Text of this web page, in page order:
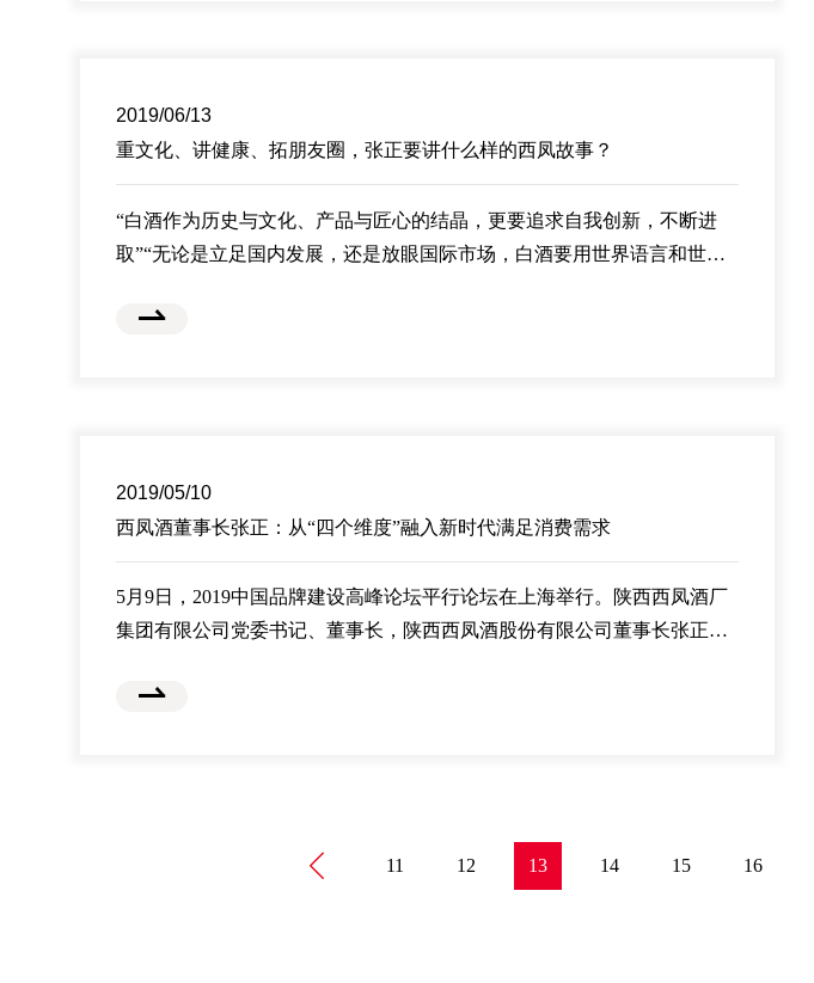
2019/06/13
重文化、讲健康、拓朋友圈，张正要讲什么样的西凤故事？
“白酒作为历史与文化、产品与匠心的结晶，更要追求自我创新，不断进
取”“无论是立足国内发展，还是放眼国际市场，白酒要用世界语言和世界
酒人的使命”。
2019/05/10
西凤酒董事长张正：从“四个维度”融入新时代满足消费需求
5月9日，2019中国品牌建设高峰论坛平行论坛在上海举行。陕西西凤酒厂
集团有限公司党委书记、董事长，陕西西凤酒股份有限公司董事长张正
史、存放记忆的载体，也是我们不可或缺的美好生活元素。作为中国老牌
11 12 13 14 15 16